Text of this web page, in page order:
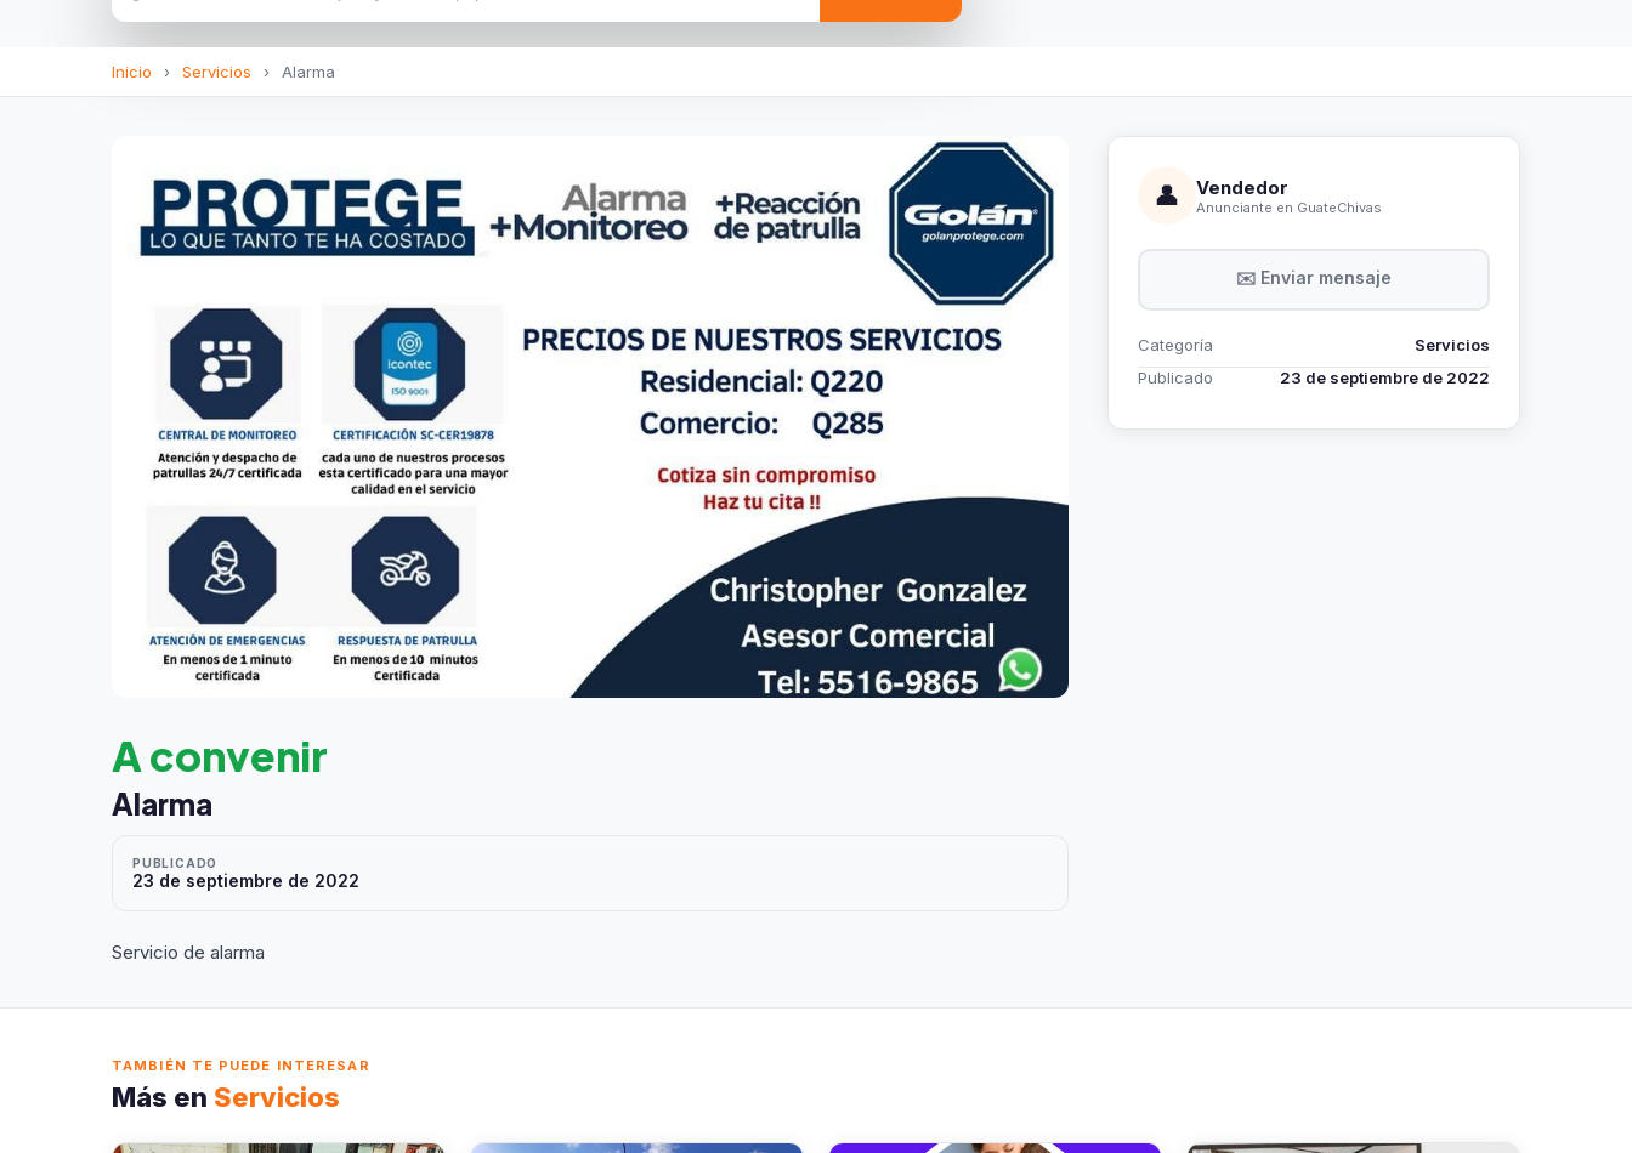
Inicio › Servicios › Alarma
A convenir
Alarma
PUBLICADO
23 de septiembre de 2022
Servicio de alarma
👤 Vendedor
Anunciante en GuateChivas
✉️ Enviar mensaje
Categoría
Servicios
Publicado
23 de septiembre de 2022
TAMBIÉN TE PUEDE INTERESAR
Más en Servicios